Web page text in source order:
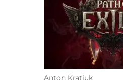
Anton Kratiuk